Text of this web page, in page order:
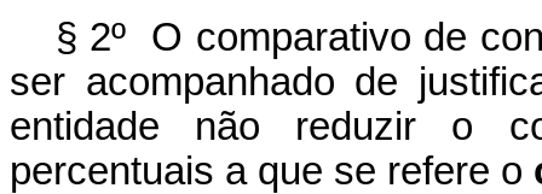
§ 2º O comparativo de
ser acompanhado de
entidade não reduzir o
percentuais a que se refere o